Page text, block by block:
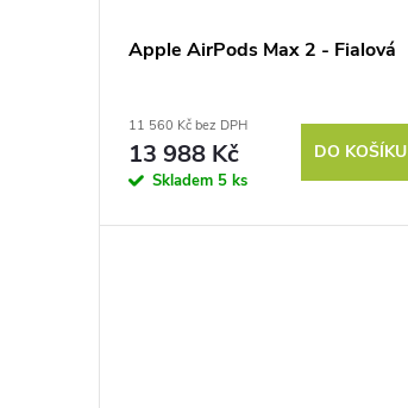
t
d
Apple AirPods Max 2 - Fialová
11 560 Kč bez DPH
13 988 Kč
Skladem 5 ks
DO KOŠÍKU